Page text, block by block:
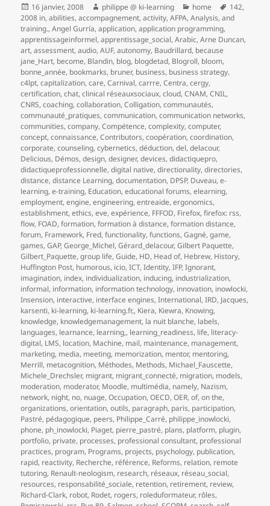
Publié
le
16 janvier, 2008 Auteur
philippe @ ki-learning Catégories
home
Mots-
clés
142,
2008 in,abilities,accompagnement,activity,AFPA,Analysis,and
training.,Angel Gurría,application,application programming,
apprentissageinformel,apprentissage_social,Arabic,Arne Duncan,
art,assessment,audio,AUF,autonomy, Baudrillard, because
jane_Hart, become, Blandin, blog, blogdetad, Blogroll, bloom,
bonne_année, bookmarks, bruner, business, business strategy,
c4lpt,capitalization,care,Carnival,carrre,Centra,cergy,
certification,chat,clinical réseauxsociaux,cloud,CNAM,CNIL,
CNRS,coaching,collaboration,Colligation,communautés,
communauté_pratiques,communication,communication networks,
communities,company,Compétence,complexity,computer,
concept,connaissance,Contributors,coopération,coordination,
corporate,counseling,cybernetics,déduction,del,delacour,
Delicious, Démos,design,designer,devices,didactiquepro,
didactiqueprofessionnelle,digital native,directionality,directories,
distance,distance Learning,documentation, DPSP, Duveau,e-
learning,e-training, Education,educational forums,elearning,
employment,engine,engineering,entreaide,ergonomics,
establishment,ethics,eve,expérience, FFFOD, Firefox,firefox: rss,
flow, FOAD,formation,formation à distance,formation distance,
forum, Framework, Fred,functionality,functions,Gagné,game,
games,GAP,George_Michel,Gérard_delacour,Gilbert Paquette,
Gilbert_Paquette,group life,Guide, HD, Head of, Hebrew, History,
Huffington Post, humorous, icio,ICT,Identity,IFP,Ignorant,
imagination, index, individualization, inducing, industrialization,
informal, information, information technology, innovation, inowlocki,
Insension, interactive, interface engines,International,IRD, Jacques,
karsenti, ki-learning, ki-learning.fr,, Kiera, Kiewra, Knowing,
knowledge, knowledgemanagement, la nuit blanche, labels,
languages, learnance, learning,, learning_readiness, life, literacy-
digital, LMS, location, Machine, mail, maintenance, management,
marketing, media, meeting, memorization, mentor, mentoring,
Merrill, metacognition, Méthodes, Methods, Michael_Fauscette,
Michele_Drechsler, migrant, migrant_connecté, migration, models,
moderation, moderator, Moodle, multimédia, namely, Nazism,
network, night, no, nuage,Occupation,OECD,OER,of,on the,
organizations,orientation,outils, paragraph, paris, participation,
Pastré, pédagogique, peers, Philippe_Carré, philippe_inowlocki,
phone, ph_inowlocki, Piaget, pierre_pastré, plans, platform, plugin,
portfolio, private, processes, professional consultant, professional
practices, program, Programs, projects, psychology, publication,
rapid, reactivity, Recherche, référence, Reforms, relation, remote
tutoring, Renault-neologism, research, réseaux, réseau_social,
resources, responsabilité_sociale, retention, retirement, review,
Richard-Clark, robot, Rodet, rogers, roleduformateur, rôles,